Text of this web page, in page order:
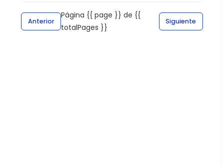
Anterior
Página {{ page }} de {{
totalPages }}
Siguiente